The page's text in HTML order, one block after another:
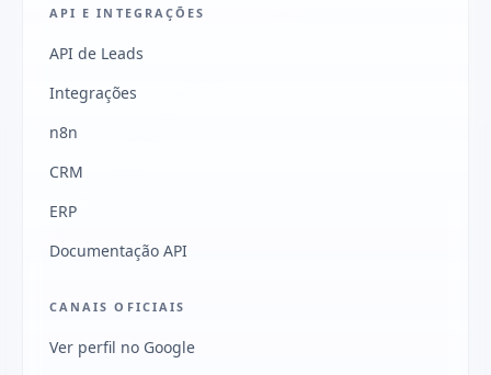
API E INTEGRAÇÕES
API de Leads
Integrações
n8n
CRM
ERP
Documentação API
CANAIS OFICIAIS
Ver perfil no Google